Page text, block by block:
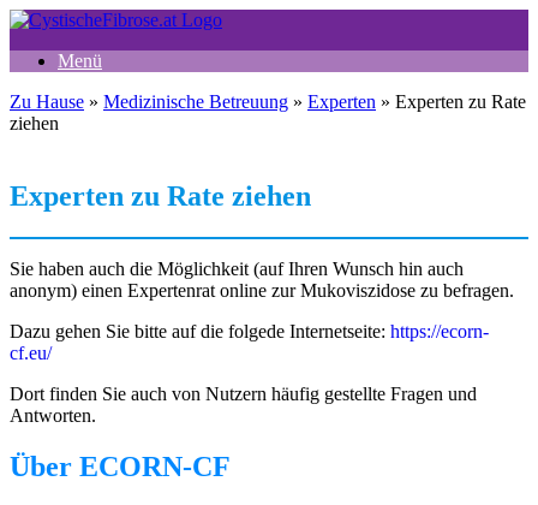
Zum
springenMenü
Zu Hause » Medizinische Betreuung » Experten » Experten zu Rate
ziehen
Experten zu Rate ziehen
Sie haben auch die Möglichkeit (auf Ihren Wunsch hin auch
anonym) einen Expertenrat online zur Mukoviszidose zu befragen.
Dazu gehen Sie bitte auf die folgede Internetseite: https://ecorn-
cf.eu/
Dort finden Sie auch von Nutzern häufig gestellte Fragen und
Antworten.
Über ECORN-CF